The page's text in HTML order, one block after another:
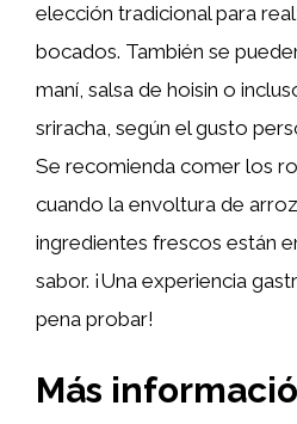
elección tradicional para
bocados. También se
maní, salsa de hoisin o
sriracha, según el gusto
Se recomienda comer los
cuando la envoltura de
ingredientes frescos están
sabor. ¡Una experiencia
pena probar!
Más